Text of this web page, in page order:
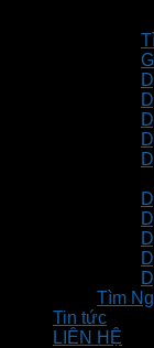
Tìm
Tin tức
LIÊN HỆ